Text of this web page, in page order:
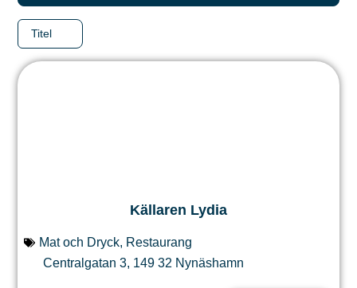
Titel
Källaren Lydia
Mat och Dryck, Restaurang
Centralgatan 3, 149 32 Nynäshamn